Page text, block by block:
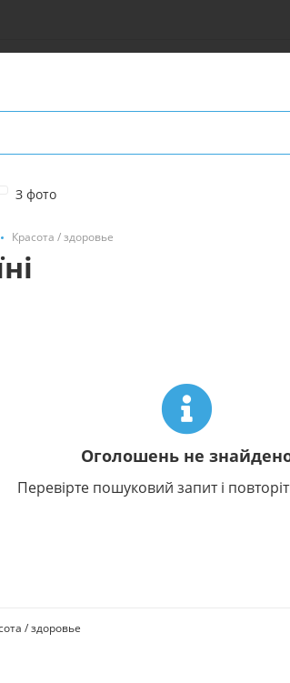
З фото
Красота / здоровье
Оголошень не
Перевірте пошуковий запит і
/ здоровье